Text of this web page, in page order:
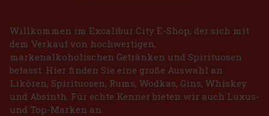
Willkommen im Excalibur City E-Shop, der sich mit
dem Verkauf von hochwertigen,
markenalkoholischen Getränken und Spirituosen
befasst. Hier finden Sie eine große Auswahl an
Likören, Spirituosen, Rums, Wodkas, Gins, Whiskey
und Absinth. Für echte Kenner bieten wir auch Luxus-
und Top-Marken an.